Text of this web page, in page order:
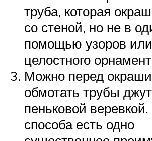
труба, которая
со стеной, но не в
помощью узоров или
целостного
Можно перед
обмотать трубы
пеньковой веревкой.
способа есть одно